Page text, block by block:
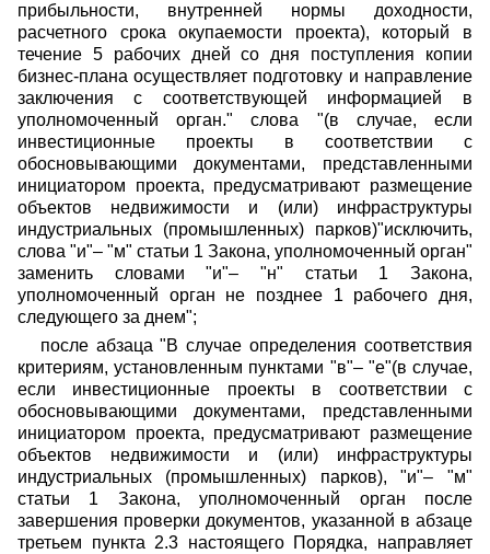
прибыльности, внутренней нормы доходности,
расчетного срока окупаемости проекта), который в
течение 5 рабочих дней со дня поступления копии
бизнес-плана осуществляет подготовку и направление
заключения с соответствующей информацией в
уполномоченный орган." слова "(в случае, если
инвестиционные проекты в соответствии с
обосновывающими документами, представленными
инициатором проекта, предусматривают размещение
объектов недвижимости и (или) инфраструктуры
индустриальных (промышленных) парков)"исключить,
слова "и"– "м" статьи 1 Закона, уполномоченный орган"
заменить словами "и"– "н" статьи 1 Закона,
уполномоченный орган не позднее 1 рабочего дня,
следующего за днем";
после абзаца "В случае определения соответствия
критериям, установленным пунктами "в"– "е"(в случае,
если инвестиционные проекты в соответствии с
обосновывающими документами, представленными
инициатором проекта, предусматривают размещение
объектов недвижимости и (или) инфраструктуры
индустриальных (промышленных) парков), "и"– "м"
статьи 1 Закона, уполномоченный орган после
завершения проверки документов, указанной в абзаце
третьем пункта 2.3 настоящего Порядка, направляет